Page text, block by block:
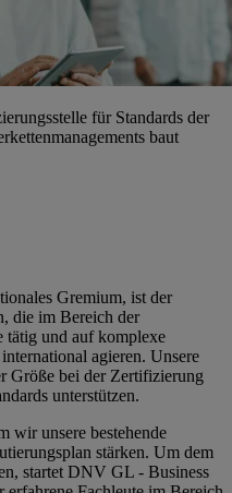
für Standards der
baut
Gremium, ist der
die im Bereich der
tätig und auf komplexe
agieren. Unsere
Größe bei der Zertifizierung
unterstützen.
wir unsere bestehende
stärken. Um dem
startet DNV GL - Business